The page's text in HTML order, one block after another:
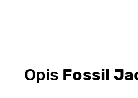
Opis Fossil